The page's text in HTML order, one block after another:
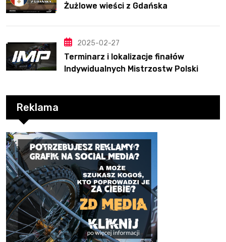
Żużlowe wieści z Gdańska
2025-02-27
Terminarz i lokalizacje finałów
Indywidualnych Mistrzostw Polski
Reklama